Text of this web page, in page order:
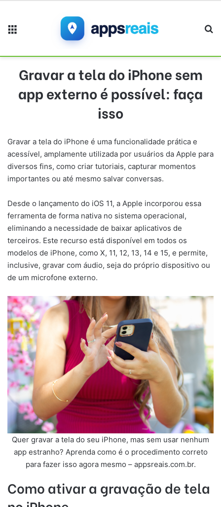
Gravar a tela do iPhone sem
app externo é possível: faça
isso
Gravar a tela do iPhone é uma funcionalidade prática e
acessível, amplamente utilizada por usuários da Apple para
diversos fins, como criar tutoriais, capturar momentos
importantes ou até mesmo salvar conversas.
Desde o lançamento do iOS 11, a Apple incorporou essa
ferramenta de forma nativa no sistema operacional,
eliminando a necessidade de baixar aplicativos de
terceiros. Este recurso está disponível em todos os
modelos de iPhone, como X, 11, 12, 13, 14 e 15, e permite,
inclusive, gravar com áudio, seja do próprio dispositivo ou
de um microfone externo.
Quer gravar a tela do seu iPhone, mas sem usar nenhum
app estranho? Aprenda como é o procedimento correto
para fazer isso agora mesmo – appsreais.com.br.
Como ativar a gravação de tela